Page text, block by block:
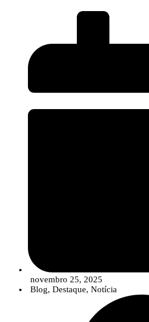
novembro 25, 2025
Blog, Destaque, Notícia